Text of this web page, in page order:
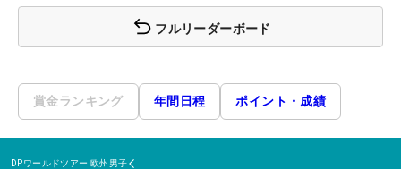
フルリーダーボード
賞金ランキング 年間日程 ポイント・成績
DPワールドツアー 欧州男子